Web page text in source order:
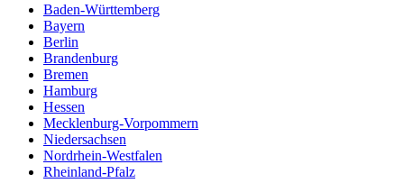
Baden-Württemberg
Bayern
Berlin
Brandenburg
Bremen
Hamburg
Hessen
Mecklenburg-Vorpommern
Niedersachsen
Nordrhein-Westfalen
Rheinland-Pfalz